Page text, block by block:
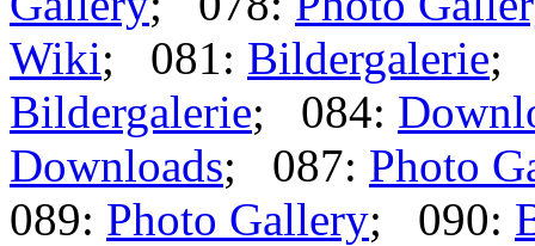
Wiki; 081: Bildergalerie;
Bildergalerie; 084:
Downloads; 087: Photo
089: Photo Gallery; 090: